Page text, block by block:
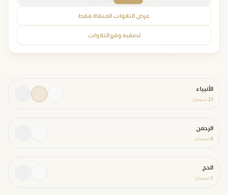
عرض التلاوات المنقاة فقط
تصفية وفرز التلاوات
الأنبياء
23 استماع
الرحمن
0 استماع
الحج
1 استماع